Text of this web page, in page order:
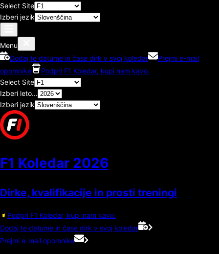
Select Site
Izberi jezik
Menu
Dodaj te datume in čase dirk v svoj koledar
Prejmi e-mail
opomnike
Podpri F1 Koledar, kupi nam kavo.
Select Site
Izberi leto...
Izberi jezik
F1 Koledar 2026
Dirke, kvalifikacije in prosti treningi
Podpri F1 Koledar, kupi nam kavo.
Dodaj te datume in čase dirk v svoj koledar
Prejmi e-mail opomnike